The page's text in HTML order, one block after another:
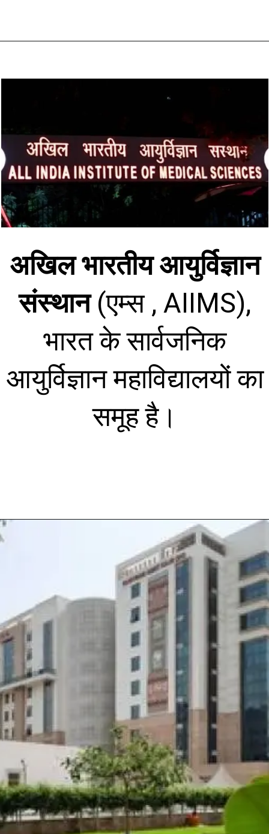
अखिल भारतीय आयुर्विज्ञान
संस्थान(एम्स , AIIMS),
भारत के सार्वजनिक
आयुर्विज्ञान महाविद्यालयों का
समूह है।